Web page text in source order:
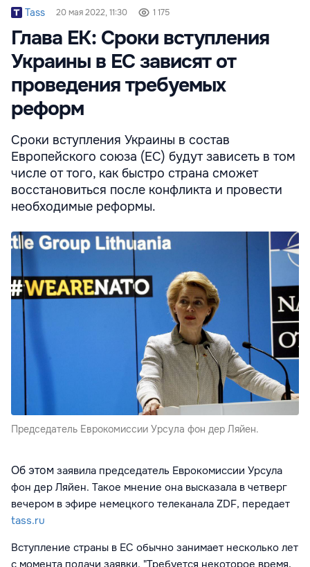
Tass 20 мая 2022, 11:30 1 175
Глава ЕК: Сроки вступления
Украины в ЕС зависят от
проведения требуемых
реформ
Сроки вступления Украины в состав
Европейского союза (ЕС) будут зависеть в том
числе от того, как быстро страна сможет
восстановиться после конфликта и провести
необходимые реформы.
Председатель Еврокомиссии Урсула фон дер Ляйен.
Об этом заявила председатель Еврокомиссии Урсула
фон дер Ляйен. Такое мнение она высказала в четверг
вечером в эфире немецкого телеканала ZDF, передает
tass.ru
Вступление страны в ЕС обычно занимает несколько лет